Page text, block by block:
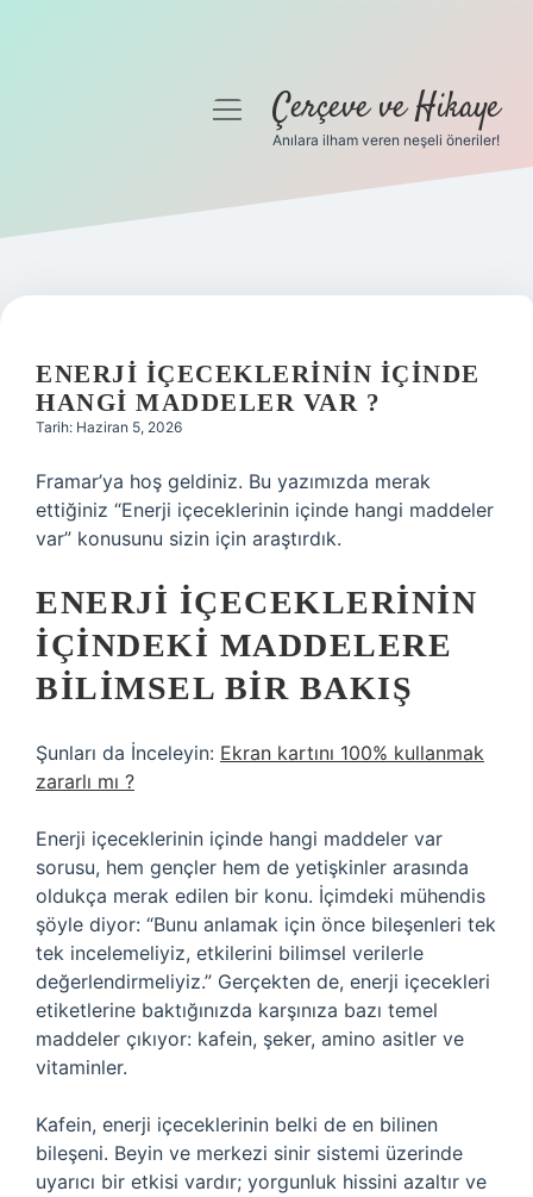
Gizlilik Politikası
Yasal Uyarı
menüyüÇerçeve ve Hikaye
Anılara ilham veren neşeli öneriler!
ENERJI IÇECEKLERININ IÇINDE
HANGI MADDELER VAR ?
Tarih: Haziran 5, 2026
Framar’ya hoş geldiniz. Bu yazımızda merak
ettiğiniz “Enerji içeceklerinin içinde hangi maddeler
var” konusunu sizin için araştırdık.
ENERJI İÇECEKLERININ
İÇINDEKI MADDELERE
BILIMSEL BIR BAKIŞ
Şunları da İnceleyin: Ekran kartını 100% kullanmak
zararlı mı ?
Enerji içeceklerinin içinde hangi maddeler var
sorusu, hem gençler hem de yetişkinler arasında
oldukça merak edilen bir konu. İçimdeki mühendis
şöyle diyor: “Bunu anlamak için önce bileşenleri tek
tek incelemeliyiz, etkilerini bilimsel verilerle
değerlendirmeliyiz.” Gerçekten de, enerji içecekleri
etiketlerine baktığınızda karşınıza bazı temel
maddeler çıkıyor: kafein, şeker, amino asitler ve
vitaminler.
Kafein, enerji içeceklerinin belki de en bilinen
bileşeni. Beyin ve merkezi sinir sistemi üzerinde
uyarıcı bir etkisi vardır; yorgunluk hissini azaltır ve